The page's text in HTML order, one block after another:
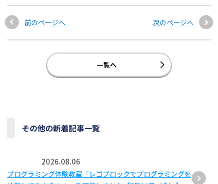
前のページへ 次のページへ
一覧へ
その他の新着記事一覧
2026.08.06
プログラミング体験教室「レゴブロックでプログラミングを